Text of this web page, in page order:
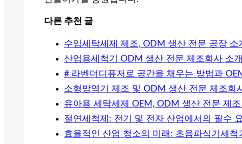
다른 추천 글
수입세탁세제 제조, ODM 생산 전문 공장 소
산업용세척기 ODM 생산 전문 제조회사 소개
# 라벤더디퓨저로 공간을 채우는 방법과
소형방역기 제조 및 ODM 생산 전문 제조회
유아용 세탁세제 OEM, ODM 생산 전문 제조
절연세척제: 전기 및 전자 산업에서의 필수
효율적인 산업 청소의 미래: 초음파식기세척